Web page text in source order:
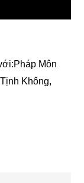
Pháp Môn
Không,